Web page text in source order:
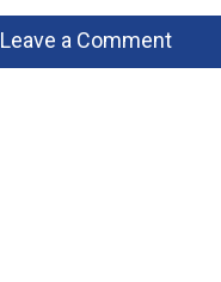
Leave a Comment